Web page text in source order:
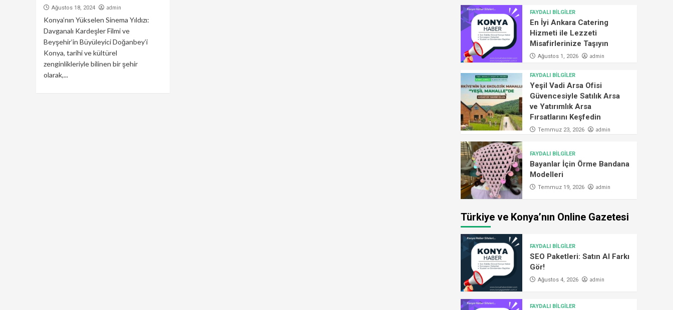
Ağustos 18, 2024 admin
Konya’nın Yükselen Sinema Yıldızı:
Davganalı Kardeşler Filmi ve
Beyşehir’in Büyüleyici Doğanbey’i
Konya, tarihi ve kültürel
zenginlikleriyle bilinen bir şehir
olarak,...
FAYDALI BİLGİLER
En İyi Ankara Catering
Hizmeti ile Lezzeti
Misafirlerinize Taşıyın
Ağustos 1, 2026 admin
FAYDALI BİLGİLER
Yeşil Vadi Arsa Ofisi
Güvencesiyle Satılık Arsa
ve Yatırımlık Arsa
Fırsatlarını Keşfedin
Temmuz 23, 2026 admin
FAYDALI BİLGİLER
Bayanlar İçin Örme Bandana
Modelleri
Temmuz 19, 2026 admin
Türkiye ve Konya’nın Online Gazetesi
FAYDALI BİLGİLER
SEO Paketleri: Satın Al Farkı
Gör!
Ağustos 4, 2026 admin
FAYDALI BİLGİLER